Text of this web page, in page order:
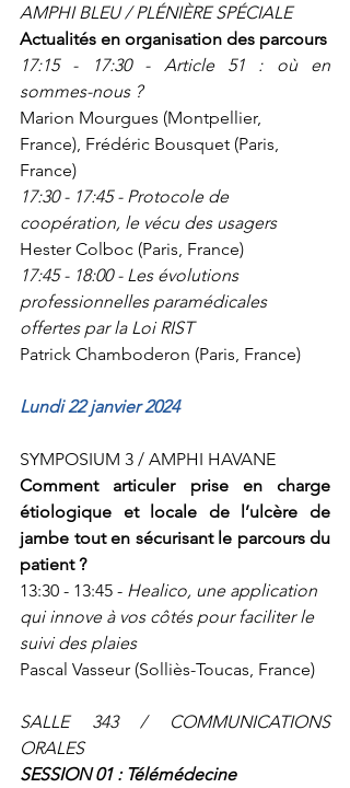
AMPHI BLEU / PLÉNIÈRE SPÉCIALE
Actualités en organisation des parcours
17:15 - 17:30 - Article 51 : où en
sommes-nous ?
Marion Mourgues (Montpellier,
France), Frédéric Bousquet (Paris,
France)
17:30 - 17:45 - Protocole de
coopération, le vécu des usagers
Hester Colboc (Paris, France)
17:45 - 18:00 - Les évolutions
professionnelles paramédicales
offertes par la Loi RIST
Patrick Chamboderon (Paris, France)
Lundi 22 janvier 2024
SYMPOSIUM 3 / AMPHI HAVANE
Comment articuler prise en charge
étiologique et locale de l’ulcère de
jambe tout en sécurisant le parcours du
patient ?
13:30 - 13:45 - Healico, une application
qui innove à vos côtés pour faciliter le
suivi des plaies
Pascal Vasseur (Solliès-Toucas, France)
SALLE 343 / COMMUNICATIONS
ORALES
SESSION 01 : Télémédecine